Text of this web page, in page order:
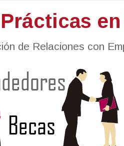
de Relaciones con